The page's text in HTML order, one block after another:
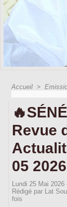
Accueil >
Revue
05 2026
Lundi 25 Mai 2026
Rédigé par Lat
fois